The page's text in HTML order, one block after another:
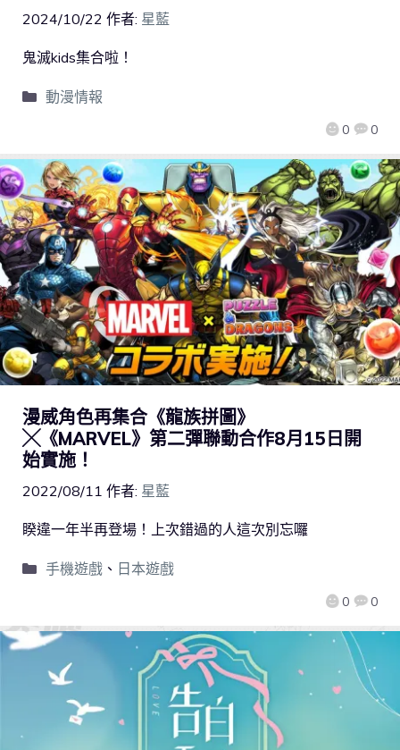
2024/10/22 作者: 星藍
0 0
鬼滅kids集合啦！
動漫情報
漫威角色再集合《龍族拼圖》
╳《MARVEL》第二彈聯動合作8月15日開
始實施！
2022/08/11 作者: 星藍
0 0
睽違一年半再登場！上次錯過的人這次別忘囉
手機遊戲、 日本遊戲